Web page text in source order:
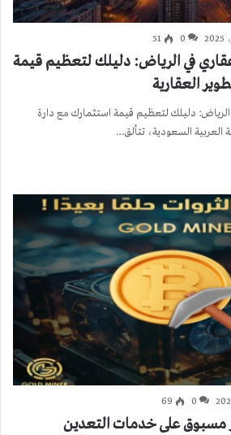
0
51
في الرياض: دليلك لتعظيم قيمة
العقارية
دليلك لتعظيم قيمة استثمارك مع دارة
العربية السعودية، تتألق…
0
69
مسبوق على خدمات التعدين